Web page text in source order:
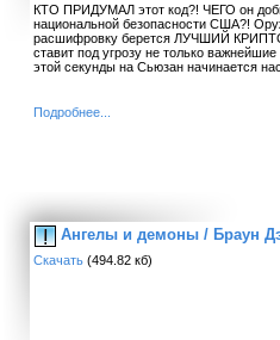
КТО ПРИДУМАЛ этот код?! ЧЕГО он
национальной безопасности США?!
расшифровку берется ЛУЧШИЙ
ставит под угрозу не только
этой секунды на Сьюзан начинается
Подробнее...
Ангелы и демоны / Браун
Скачать (494.82 кб)